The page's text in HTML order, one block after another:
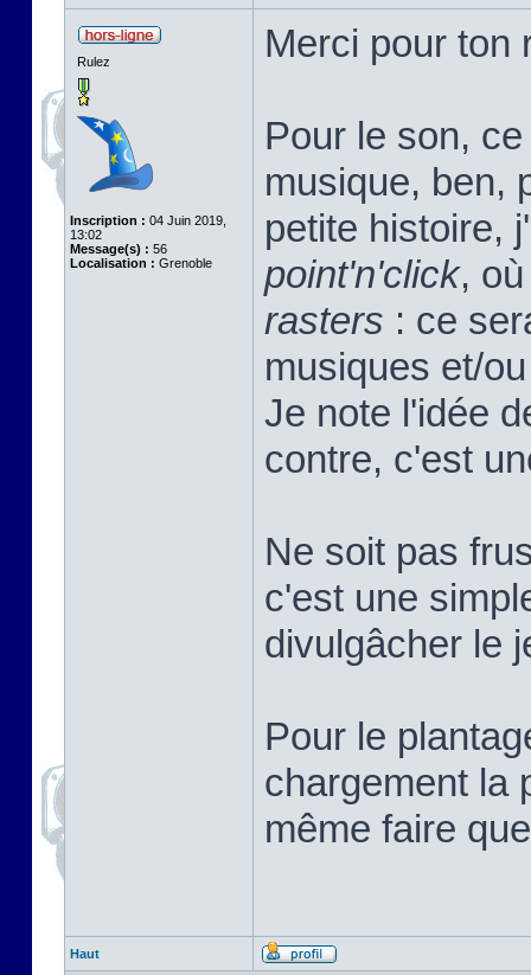
Rulez
Inscription : 04 Juin 2019,
13:02
Message(s) : 56
Localisation : Grenoble
Merci pour ton
Pour le son,
musique, ben,
petite histoire,
point'n'click,
rasters : ce
musiques et/
Je note l'idée
contre, c'est
Ne soit pas
c'est une
divulgâcher le
Pour le
chargement la
même faire
Haut